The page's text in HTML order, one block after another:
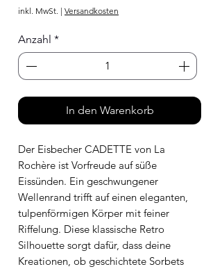
inkl. MwSt. | Versandkosten
Anzahl *
In den Warenkorb
Der Eisbecher CADETTE von La
Rochère ist Vorfreude auf süße
Eissünden. Ein geschwungener
Wellenrand trifft auf einen eleganten,
tulpenförmigen Körper mit feiner
Riffelung. Diese klassische Retro
Silhouette sorgt dafür, dass deine
Kreationen, ob geschichtete Sorbets